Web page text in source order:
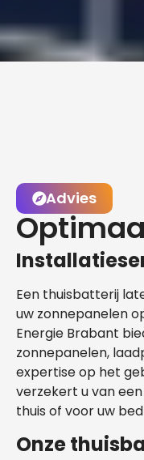
Advies
Een thuisbatterij
uw zonnepanelen
Energie Brabant
zonnepanelen,
expertise op het
verzekert u van
thuis of voor uw
Onze